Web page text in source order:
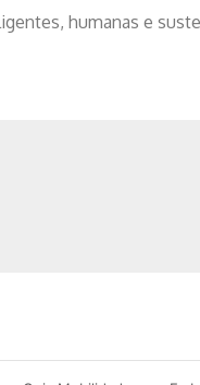
humanas e